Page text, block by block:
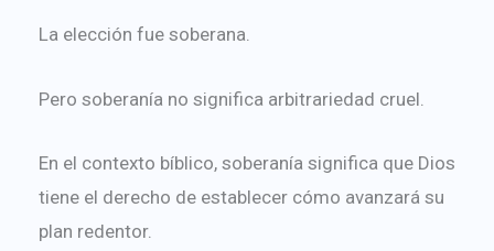
La elección fue soberana.
Pero soberanía no significa arbitrariedad cruel.
En el contexto bíblico, soberanía significa que Dios
tiene el derecho de establecer cómo avanzará su
plan redentor.